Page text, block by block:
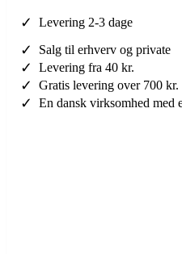
✓ Levering 2-3 dage
✓ Salg til erhverv og private
✓ Levering fra 40 kr.
✓ Gratis levering over 700 kr.
✓ En dansk virksomhed med